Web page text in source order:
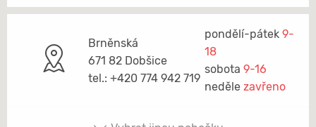
Brněnská
671 82 Dobšice
tel.: +420 774 942 719
pondělí-pátek 9-
18
sobota 9-16
neděle zavřeno